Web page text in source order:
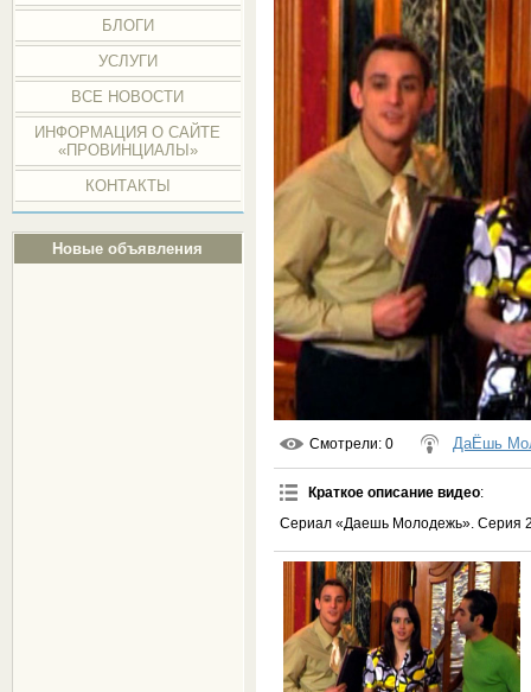
БЛОГИ
УСЛУГИ
ВСЕ НОВОСТИ
ИНФОРМАЦИЯ О САЙТЕ
«ПРОВИНЦИАЛЫ»
КОНТАКТЫ
Новые объявления
Смотрели: 0 ДаЁшь
Краткое описание видео:
Сериал «Даешь Молодежь». Серия